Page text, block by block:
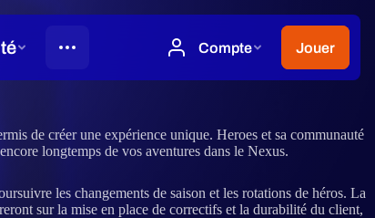
de créer une expérience unique. Heroes et sa communauté
longtemps de vos aventures dans le Nexus.
les changements de saison et les rotations de héros. La
sur la mise en place de correctifs et la durabilité du client,